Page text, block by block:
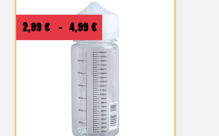
2,99 € – 4,99 €
de
prix :
2,99 €
à
4,99 €